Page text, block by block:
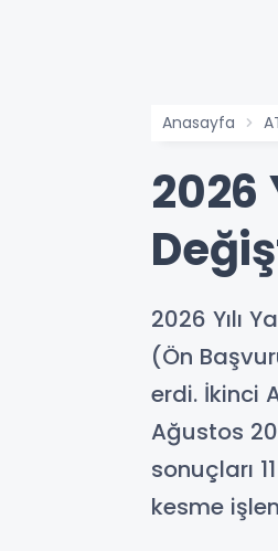
Anasayfa
2026
2026 Yılı
(Ön
erdi. İkinci
Ağustos
sonuçları
kesme